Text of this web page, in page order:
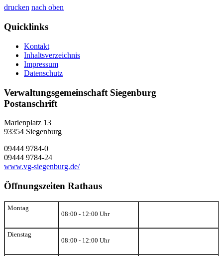
drucken nach oben
Quicklinks
Kontakt
Inhaltsverzeichnis
Impressum
Datenschutz
Verwaltungsgemeinschaft Siegenburg
Postanschrift
Marienplatz 13
93354 Siegenburg
09444 9784-0
09444 9784-24
www.vg-siegenburg.de/
Öffnungszeiten Rathaus
Montag
08:00 - 12:00 Uhr
Dienstag
08:00 - 12:00 Uhr